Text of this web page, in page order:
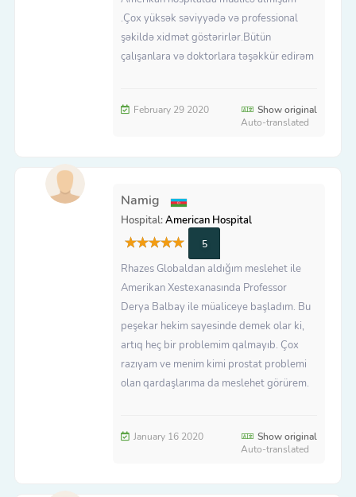
.Çox yüksək səviyyədə və professional
şəkildə xidmət göstərirlər.Bütün
çalışanlara və doktorlara təşəkkür edirəm
February 29 2020
Show original
Auto-translated
Namig
Hospital:American Hospital
5
Rhazes Globaldan aldığım meslehet ile
Amerikan Xestexanasında Professor
Derya Balbay ile müaliceye başladım. Bu
peşekar hekim sayesinde demek olar ki,
artıq heç bir problemim qalmayıb. Çox
razıyam ve menim kimi prostat problemi
olan qardaşlarıma da meslehet görürem.
January 16 2020
Show original
Auto-translated